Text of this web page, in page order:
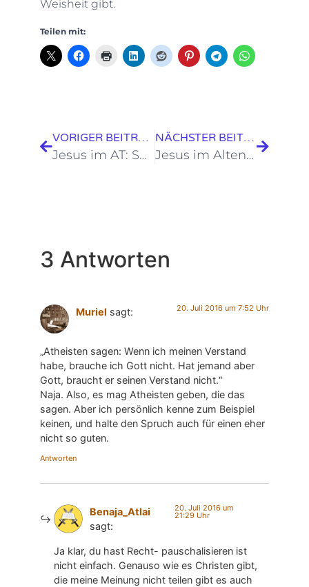
Weisheit gibt.
Teilen mit:
VORIGER BEITRAG
Jesus im AT: Spezielle Weissagungen
NÄCHSTER BEITRAG
Jesus im Alten Testament II: Typologien
3 Antworten
Muriel sagt: 20. Juli 2016 um 7:52 Uhr
„Atheisten sagen: Wenn ich meinen Verstand
habe, brauche ich Gott nicht. Hat jemand aber
Gott, braucht er seinen Verstand nicht.“
Naja. Also, es mag Atheisten geben, die das
sagen. Aber ich persönlich kenne zum Beispiel
keinen, und halte den Spruch auch für einen eher
nicht so guten.
Antworten
Benaja_Atlai
sagt:
20. Juli 2016 um
21:29 Uhr
Ja klar, du hast Recht- pauschalisieren ist
nicht einfach. Genauso wie es Christen gibt,
die meine Meinung nicht teilen gibt es auch